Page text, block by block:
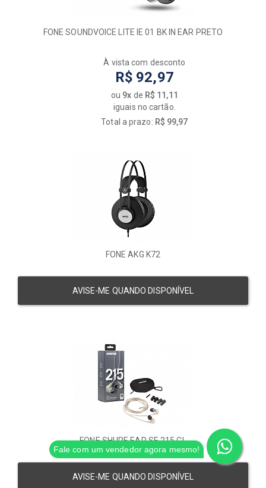
FONE SOUNDVOICE LITE IE 01 BK IN EAR PRETO
À vista com desconto
R$ 92,97
ou 9x de R$ 11,11
iguais no cartão.
Total a prazo: R$ 99,97
FONE AKG K72
AVISE-ME QUANDO DISPONÍVEL
FONE SHURE EAR SE 215 CL
AVISE-ME QUANDO DISPONÍVEL
Fale com um vendedor agora mesmo!